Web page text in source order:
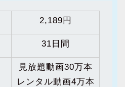
2,189円
31日間
見放題動画30万本
レンタル動画4万本